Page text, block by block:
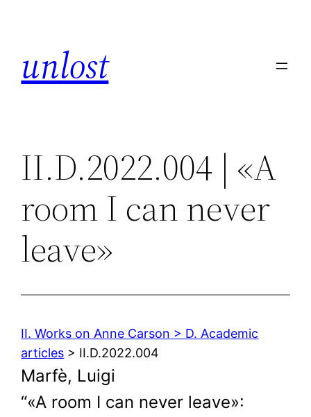
unlost
II.D.2022.004 | «A
room I can never
leave»
II. Works on Anne Carson > D. Academic
articles > II.D.2022.004
Marfè, Luigi
“«A room I can never leave»: